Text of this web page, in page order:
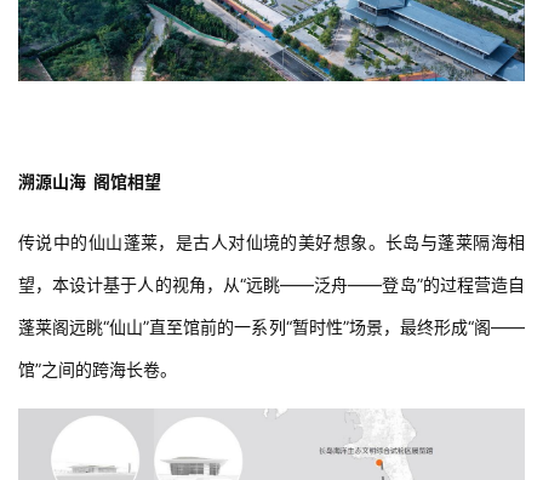
溯源山海  阁馆相望
传说中的仙山蓬莱，是古人对仙境的美好想象。长岛与蓬莱隔海相
望，本设计基于人的视角，从“远眺——泛舟——登岛”的过程营造自
蓬莱阁远眺“仙山”直至馆前的一系列“暂时性”场景，最终形成“阁——
馆”之间的跨海长卷。